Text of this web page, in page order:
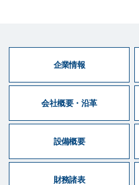
企業情報
会社概要・沿革
設備概要
財務諸表